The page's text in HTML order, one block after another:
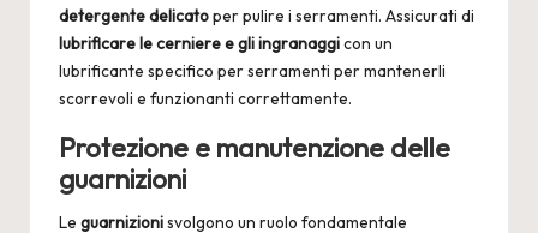
detergente delicatoper pulire i serramenti. Assicurati di
lubrificare le cerniere e gli ingranaggicon un
lubrificante specifico per serramenti per mantenerli
scorrevoli e funzionanti correttamente.
Protezione e manutenzione delle
guarnizioni
Le guarnizionisvolgono un ruolo fondamentale